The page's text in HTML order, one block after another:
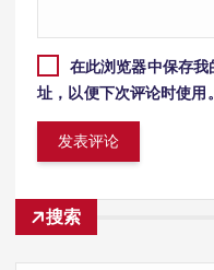
在此浏览器中保存
址，以便下次评论时使用。
搜索